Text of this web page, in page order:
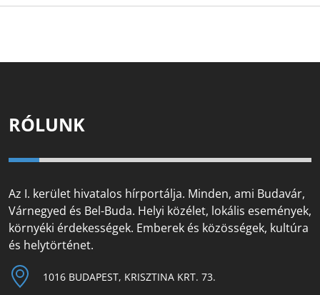
RÓLUNK
Az I. kerület hivatalos hírportálja. Minden, ami Budavár,
Várnegyed és Bel-Buda. Helyi közélet, lokális események,
környéki érdekességek. Emberek és közösségek, kultúra
és helytörténet.
1016 BUDAPEST, KRISZTINA KRT. 73.